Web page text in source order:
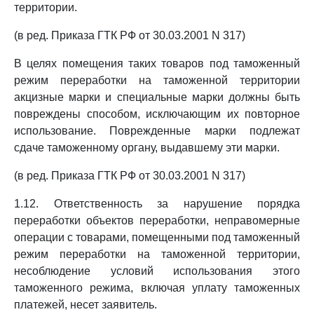
территории.
(в ред. Приказа ГТК РФ от 30.03.2001 N 317)
В целях помещения таких товаров под таможенный
режим переработки на таможенной территории
акцизные марки и специальные марки должны быть
повреждены способом, исключающим их повторное
использование. Поврежденные марки подлежат
сдаче таможенному органу, выдавшему эти марки.
(в ред. Приказа ГТК РФ от 30.03.2001 N 317)
1.12. Ответственность за нарушение порядка
переработки объектов переработки, неправомерные
операции с товарами, помещенными под таможенный
режим переработки на таможенной территории,
несоблюдение условий использования этого
таможенного режима, включая уплату таможенных
платежей, несет заявитель.